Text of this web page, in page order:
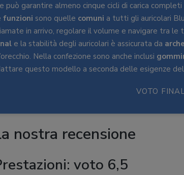
può garantire almeno cinque cicli di carica completi
funzioni sono quelle comuni a tutti gli auricolari
in arrivo, regolare il volume e navigare tra
e la stabilità degli auricolari è assicurata da
Nella confezione sono anche inclusi
questo modello a seconda delle esigenze
VOTO
nostra recensione
voto 6,5